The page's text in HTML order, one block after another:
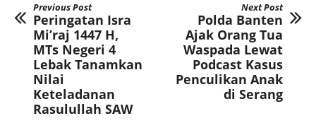
Previous Post
Peringatan Isra
Mi’raj 1447 H,
MTs Negeri 4
Lebak Tanamkan
Nilai
Keteladanan
Rasulullah SAW
Next Post
Polda Banten
Ajak Orang Tua
Waspada Lewat
Podcast Kasus
Penculikan Anak
di Serang